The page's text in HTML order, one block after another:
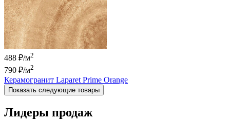
488 ₽/м2
790 ₽/м2
Керамогранит Laparet Prime Orange
Показать следующие товары
Лидеры продаж